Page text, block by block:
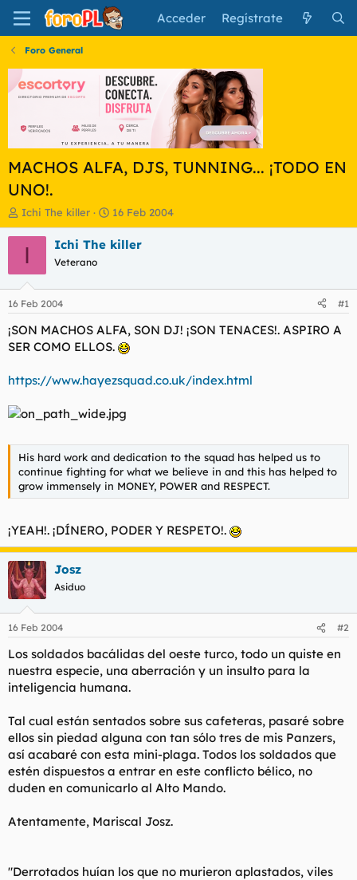
Acceder Regístrate
Foro General
MACHOS ALFA, DJS, TUNNING... ¡TODO EN
UNO!.
I
n
i
a
d
o
r
d
e
t
m
Ichi The killer
F
e
c
i
n
c
o
16 Feb 2004
I Ichi The killer
Veterano
16 Feb 2004 #1
¡SON MACHOS ALFA, SON DJ! ¡SON TENACES!. ASPIRO A
SER COMO ELLOS.
https://www.hayezsquad.co.uk/index.html
His hard work and dedication to the squad has helped us to
continue fighting for what we believe in and this has helped to
grow immensely in MONEY, POWER and RESPECT.
¡YEAH!. ¡DÍNERO, PODER Y RESPETO!.
Josz
Asiduo
16 Feb 2004 #2
Los soldados bacálidas del oeste turco, todo un quiste en
nuestra especie, una aberración y un insulto para la
inteligencia humana.
Tal cual están sentados sobre sus cafeteras, pasaré sobre
ellos sin piedad alguna con tan sólo tres de mis Panzers,
así acabaré con esta mini-plaga. Todos los soldados que
estén dispuestos a entrar en este conflicto bélico, no
duden en comunicarlo al Alto Mando.
Atentamente, Mariscal Josz.
"Derrotados huían los que no murieron aplastados, viles